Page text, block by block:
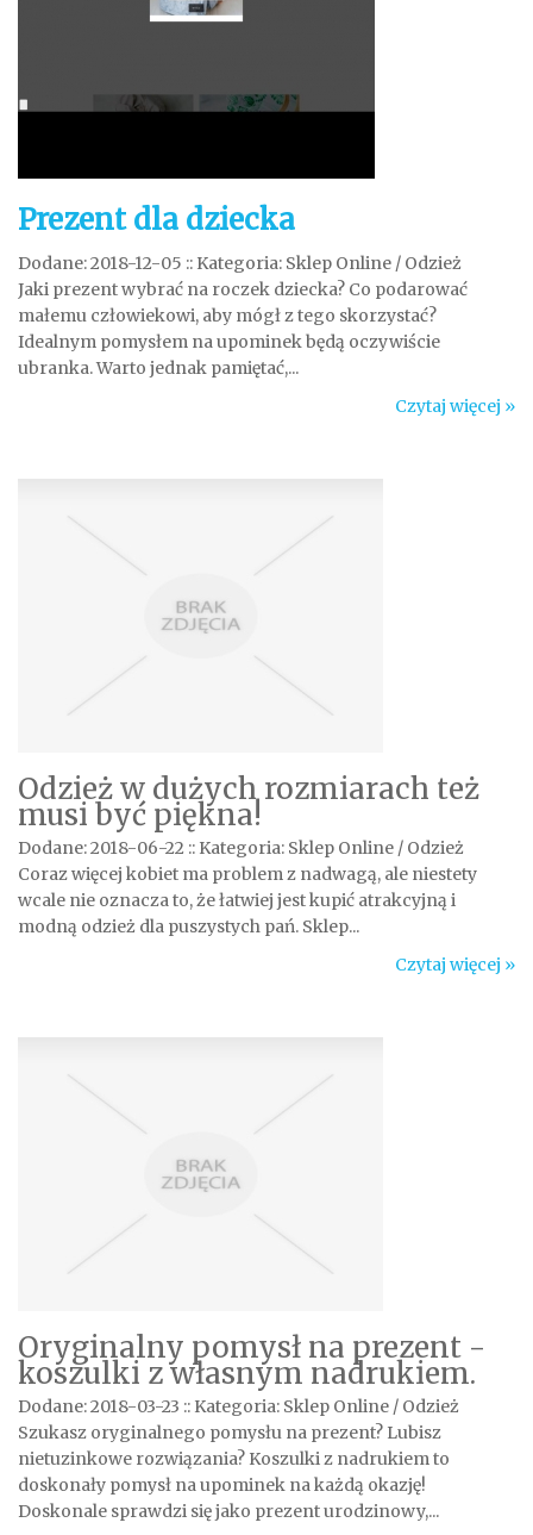
Prezent dla dziecka
Dodane: 2018-12-05 :: Kategoria: Sklep Online / Odzież
Jaki prezent wybrać na roczek dziecka? Co podarować
małemu człowiekowi, aby mógł z tego skorzystać?
Idealnym pomysłem na upominek będą oczywiście
ubranka. Warto jednak pamiętać,...
Czytaj więcej »
Odzież w dużych rozmiarach też
musi być piękna!
Dodane: 2018-06-22 :: Kategoria: Sklep Online / Odzież
Coraz więcej kobiet ma problem z nadwagą, ale niestety
wcale nie oznacza to, że łatwiej jest kupić atrakcyjną i
modną odzież dla puszystych pań. Sklep...
Czytaj więcej »
Oryginalny pomysł na prezent -
koszulki z własnym nadrukiem.
Dodane: 2018-03-23 :: Kategoria: Sklep Online / Odzież
Szukasz oryginalnego pomysłu na prezent? Lubisz
nietuzinkowe rozwiązania? Koszulki z nadrukiem to
doskonały pomysł na upominek na każdą okazję!
Doskonale sprawdzi się jako prezent urodzinowy,...